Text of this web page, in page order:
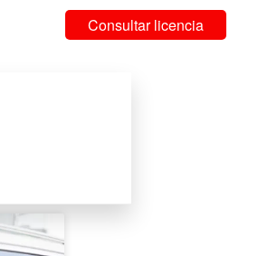
Consultar licencia